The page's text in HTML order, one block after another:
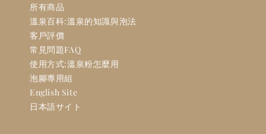
所有商品
溫泉百科:溫泉的知識與泡法
客戶評價
常見問題FAQ
使用方式:溫泉粉怎麼用
泡腳專用組
English Site
日本語サイト